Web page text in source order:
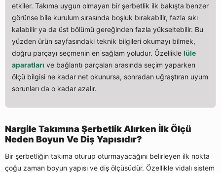
etkiler. Takıma uygun olmayan bir şerbetlik ilk bakışta benzer
görünse bile kurulum sırasında boşluk bırakabilir, fazla sıkı
kalabilir ya da üst bölümü gereğinden fazla yükseltebilir. Bu
yüzden ürün sayfasındaki teknik bilgileri okumayı bilmek,
doğru parçayı seçmenin en sağlam yoludur. Özellikle lüle
aparatları ve bağlantı parçaları arasında seçim yaparken
ölçü bilgisi ne kadar net okunursa, sonradan uğraştıran uyum
sorunları da o kadar azalır.
Nargile Takımına Şerbetlik Alırken İlk Ölçü
Neden Boyun Ve Diş Yapısıdır?
Bir şerbetliğin takıma oturup oturmayacağını belirleyen ilk nokta
çoğu zaman boyun yapısı ve diş ölçüsüdür. Özellikle vidalı sistem